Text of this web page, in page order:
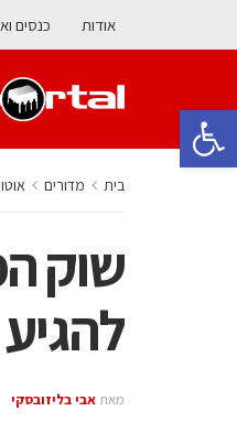
פתח סרגל נגישות
אודות כנסים
בית מדורים
שוק
להגיע ל-60 מיליארד
מאת אבי בליזובסקי